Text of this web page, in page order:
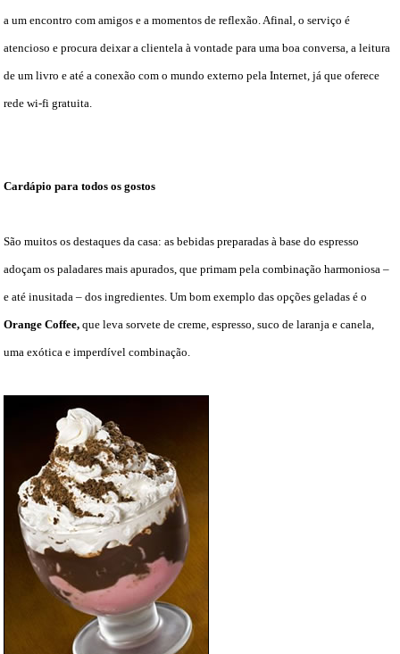
a um encontro com amigos e a momentos de reflexão. Afinal, o serviço é
atencioso e procura deixar a clientela à vontade para uma boa conversa, a leitura
de um livro e até a conexão com o mundo externo pela Internet, já que oferece
rede wi-fi gratuita.
Cardápio para todos os gostos
São muitos os destaques da casa: as bebidas preparadas à base do espresso
adoçam os paladares mais apurados, que primam pela combinação harmoniosa –
e até inusitada – dos ingredientes. Um bom exemplo das opções geladas é o
Orange Coffee,que leva sorvete de creme, espresso, suco de laranja e canela,
uma exótica e imperdível combinação.